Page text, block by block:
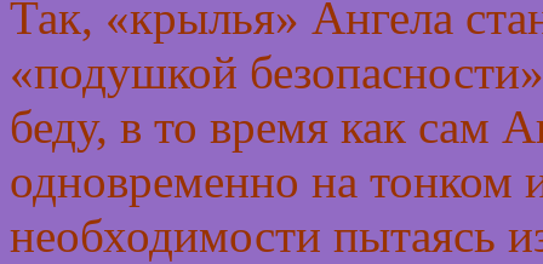
Так, «крылья» Ангела
«подушкой
беду, в то время как сам
одновременно на тонком
необходимости пытаясь